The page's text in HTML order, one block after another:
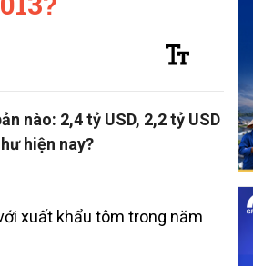
nào: 2,4 tỷ USD, 2,2 tỷ USD
hiện nay?
xuất khẩu tôm trong năm